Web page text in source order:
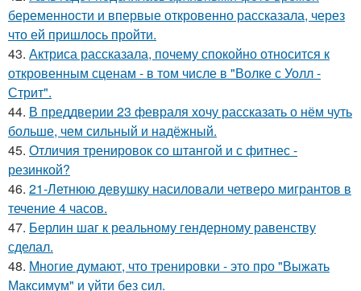
беременности и впервые откровенно рассказала, через
что ей пришлось пройти.
43. Актриса рассказала, почему спокойно относится к
откровенным сценам - в том числе в "Волке с Уолл -
Стрит".
44. В преддверии 23 февраля хочу рассказать о нём чуть
больше, чем сильный и надёжный.
45. Отличия тренировок со штангой и с фитнес -
резинкой?
46. 21-Летнюю девушку насиловали четверо мигрантов в
течение 4 часов.
47. Берлин шаг к реальному гендерному равенству
сделал.
48. Многие думают, что тренировки - это про "Выжать
Максимум" и уйти без сил.